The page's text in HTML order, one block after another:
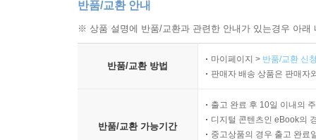
반품/교환 안내
※ 상품 설명에 반품/교환과 관련한 안내가 있는경우 아
반품/교환 방법
마이페이지 > 반품/교환 신
판매자 배송 상품은 판매자
반품/교환 가능기간
출고 완료 후 10일 이내의
디지털 콘텐츠인 eBook의
중고상품의 경우 출고 완료